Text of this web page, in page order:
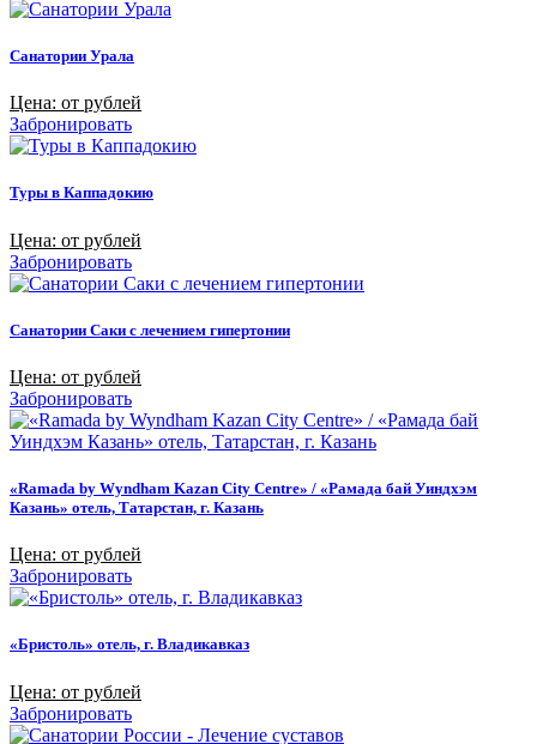
Санатории Урала
Цена: от рублей
Забронировать
Туры в Каппадокию
Цена: от рублей
Забронировать
Санатории Саки с лечением гипертонии
Цена: от рублей
Забронировать
«Ramada by Wyndham Kazan City Centre» / «Рамада бай Уиндхэм
Казань» отель, Татарстан, г. Казань
Цена: от рублей
Забронировать
«Бристоль» отель, г. Владикавказ
Цена: от рублей
Забронировать